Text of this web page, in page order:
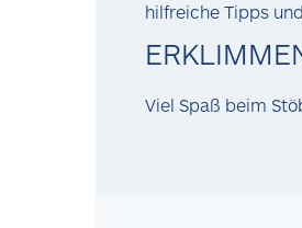
hilfreiche Tipps
Viel Spaß beim